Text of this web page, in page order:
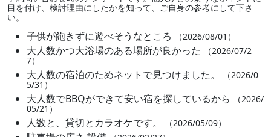
目を付け、検討理由にしたかを知って、ご自身の参考にして下さ
い。
子供が飽きずに遊べそうなところ （2026/08/01）
大人数かつ大浴場のある場所が良かった
（2026/07/2
7）
大人数の宿泊のためネットで見つけました。
（2026/0
5/31）
大人数でBBQができて安い宿を探しているから
（2026/
05/21）
人数と、貸切とカラオケです。 （2026/05/09）